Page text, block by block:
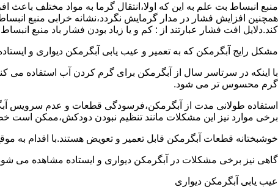
منبع انبساط بت علم به این که اولا،انتقال گرما به مواد مختلف
همچنین افزایش فشار در مدار گرمایش نگردد،نشانه خرابی منبع
کند.دلایل افت فشار عبارتند از : کم و یا زیاد بودن فشار باد منبع
مشکل رایج آبگرمکن که به تعمیر و عیب یابی آبگرمکن دیواری و ایستاده
با اینکه در سرتاسر سال از آبگرمکن برای گرم کردن آب استفاده می
گرم محسوس تر می شود.
استفاده طولانی مدت از آبگرمکن،فرسودگی قطعات و عدم سرویس
برخی موارد نیز این مشکلات مانند تنظیم نبودن دودکش،ممکن است
خوشبختانه قطعات آبگرمکن قابل تعمیر و تعویض هستند.با اقدام به
گاهی نیز برخی مشکلات در آبگرمکن دیواری و ایستاده مشاهده می
عیب یابی آبگرمکن دیواری